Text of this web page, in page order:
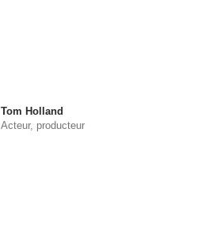
Tom Holland
Acteur, producteur